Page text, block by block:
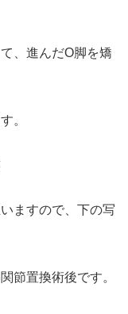
、進んだO脚を矯
。
ますので、下の写
節置換術後です。